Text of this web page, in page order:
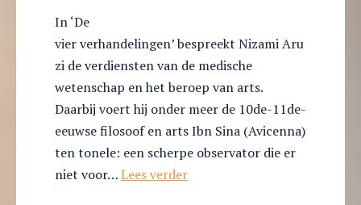
In ‘De
vier verhandelingen’ bespreekt Nizami Aru
zi de verdiensten van de medische
wetenschap en het beroep van arts.
Daarbij voert hij onder meer de 10de-11de-
eeuwse filosoof en arts Ibn Sina (Avicenna)
ten tonele: een scherpe observator die er
niet voor…Lees verderNizami Aruzi’s Chahar